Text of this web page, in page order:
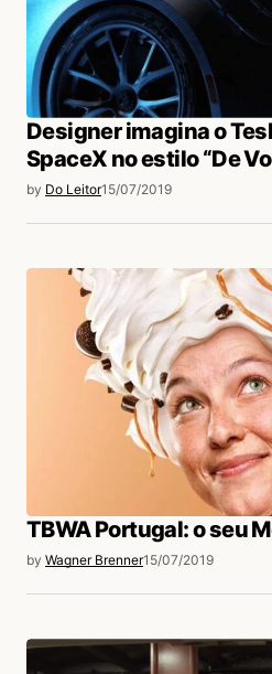
Designer imagina o
SpaceX no estilo “De
by Do Leitor15/07/2019
TBWA Portugal: o seu
by Wagner Brenner15/07/2019